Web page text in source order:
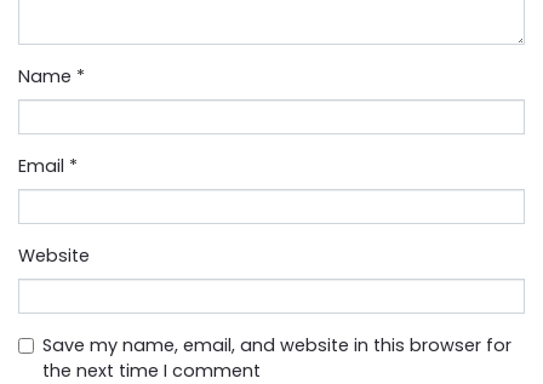
Name *
Email *
Website
Save my name, email, and website in this browser for
the next time I comment